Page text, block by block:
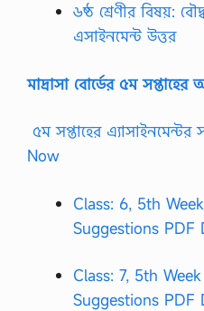
৬ষ্ঠ শ্রেণীর বিষয়:
এসাইনমেন্ট উত্তর
মাদ্রাসা বোর্ডের ৫ম সপ্তাহের
৫ম সপ্তাহের
Now
Class: 6, 5th
Suggestions
Class: 7, 5th
Suggestions